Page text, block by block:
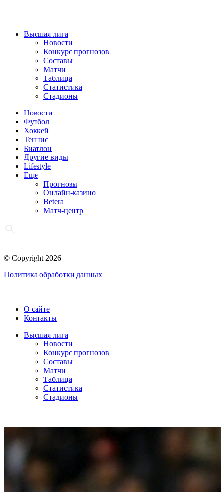
Высшая лига
Новости
Конкурс прогнозов
Составы
Матчи
Таблица
Статистика
Стадионы
Новости
Футбол
Хоккей
Теннис
Биатлон
Другие виды
Lifestyle
Еще
Прогнозы
Онлайн-казино
Betera
Матч-центр
© Copyright 2026
Политика обработки данных
О сайте
Контакты
Высшая лига
Новости
Конкурс прогнозов
Составы
Матчи
Таблица
Статистика
Стадионы